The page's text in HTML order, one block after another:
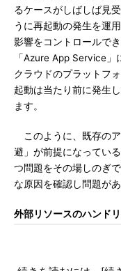
るケースがしばしば見
うに再起動の発生を運
影響をコントロールで
「Azure App Service
クラウドのプラットフ
起動は当たり前に発生
ます。
このように、既存の
避」が前提になってい
つ問題をその場しのぎ
な原因を確認し問題が
外部リソースのハンド